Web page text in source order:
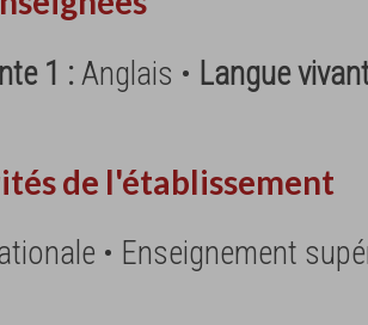
1 :Anglais • Langue
de l'établissement
• Enseignement